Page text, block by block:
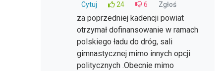
Cytuj
24 6 Zgłoś
za poprzedniej kadencji powiat
otrzymał dofinansowanie w ramach
polskiego ładu do dróg, sali
gimnastycznej mimo innych opcji
politycznych .Obecnie mimo